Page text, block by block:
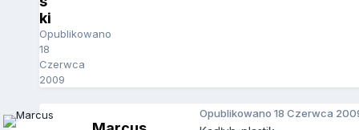
ki
Opublikowano
18
Czerwca
2009
Opublikowano 18 Czerwca